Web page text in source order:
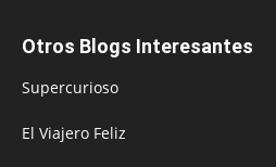
Otros Blogs Interesantes
Supercurioso
El Viajero Feliz